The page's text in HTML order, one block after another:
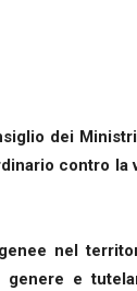
dei Ministri
contro la
nel
genere e